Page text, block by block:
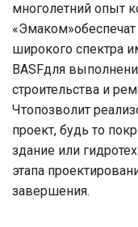
многолетний опыт
широкого спектра
BASFдля
строительства и
Чтопозволит
проект, будь то
здание или
этапа
завершения.